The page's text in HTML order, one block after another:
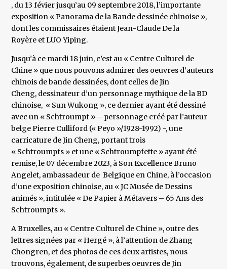
, du 13 févier jusqu’au 09 septembre 2018, l’importante
exposition « Panorama de la Bande dessinée chinoise »,
dont les commissaires étaient Jean-Claude De la
Royère et LUO Yiping.
Jusqu’à ce mardi 18 juin, c’est au « Centre Culturel de
Chine » que nous pouvons admirer des oeuvres d’auteurs
chinois de bande dessinées, dont celles de Jin
Cheng, dessinateur d’un personnage mythique de la BD
chinoise, « Sun Wukong », ce dernier ayant été dessiné
avec un « Schtroumpf » – personnage créé par l’auteur
belge Pierre Culliford (« Peyo »/1928-1992) -, une
carricature de Jin Cheng, portant trois
« Schtroumpfs » et une « Schtroumpfette » ayant été
remise, le 07 décembre 2023, à Son Excellence Bruno
Angelet, ambassadeur de Belgique en Chine, à l’occasion
d’une exposition chinoise, au « JC Musée de Dessins
animés », intitulée « De Papier à Métavers – 65 Ans des
Schtroumpfs ».
A Bruxelles, au « Centre Culturel de Chine », outre des
lettres signées par « Hergé », à l’attention de Zhang
Chongren, et des photos de ces deux artistes, nous
trouvons, également, de superbes oeuvres de Jin